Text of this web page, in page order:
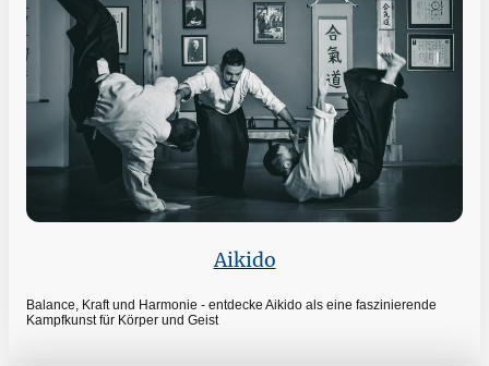
Aikido
Balance, Kraft und Harmonie - entdecke Aikido als eine faszinierende
Kampfkunst für Körper und Geist